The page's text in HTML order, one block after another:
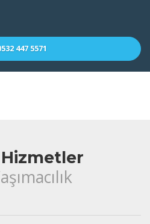
447 5571